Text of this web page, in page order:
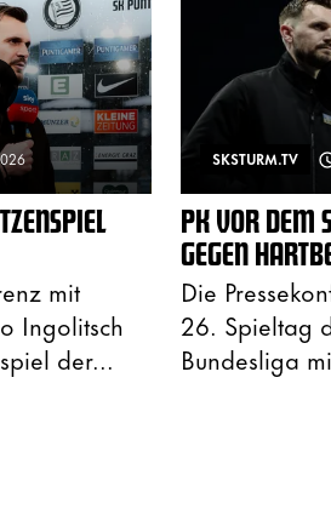
mit
Ingolitsch
der...
PK VOR DEM
GEGEN
Die
26. Spieltag
Bundesliga
SKSTURM.TV